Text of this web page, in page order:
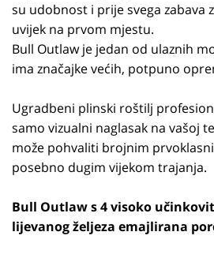
su udobnost i prije svega zabava
uvijek na prvom mjestu.
Bull Outlaw je jedan od ulaznih
ima značajke većih, potpuno
Ugradbeni plinski roštilj
samo vizualni naglasak na vašoj
može pohvaliti brojnim
posebno dugim vijekom trajanja.
Bull Outlaw s 4 visoko
lijevanog željeza emajlirana